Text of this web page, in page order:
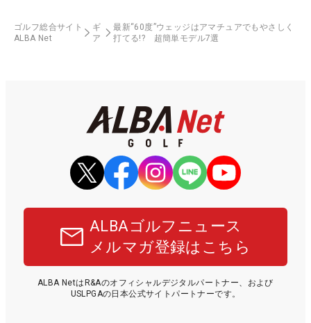
ゴルフ総合サイト
ALBA Net
ギ
ア
最新“60度”ウェッジはアマチュアでもやさしく
打てる!? 超簡単モデル7選
ALBAゴルフニュース
メルマガ登録はこちら
ALBA NetはR&Aのオフィシャルデジタルパートナー、および
USLPGAの日本公式サイトパートナーです。